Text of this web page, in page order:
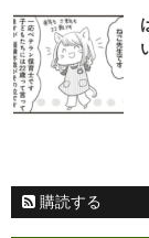
購読する